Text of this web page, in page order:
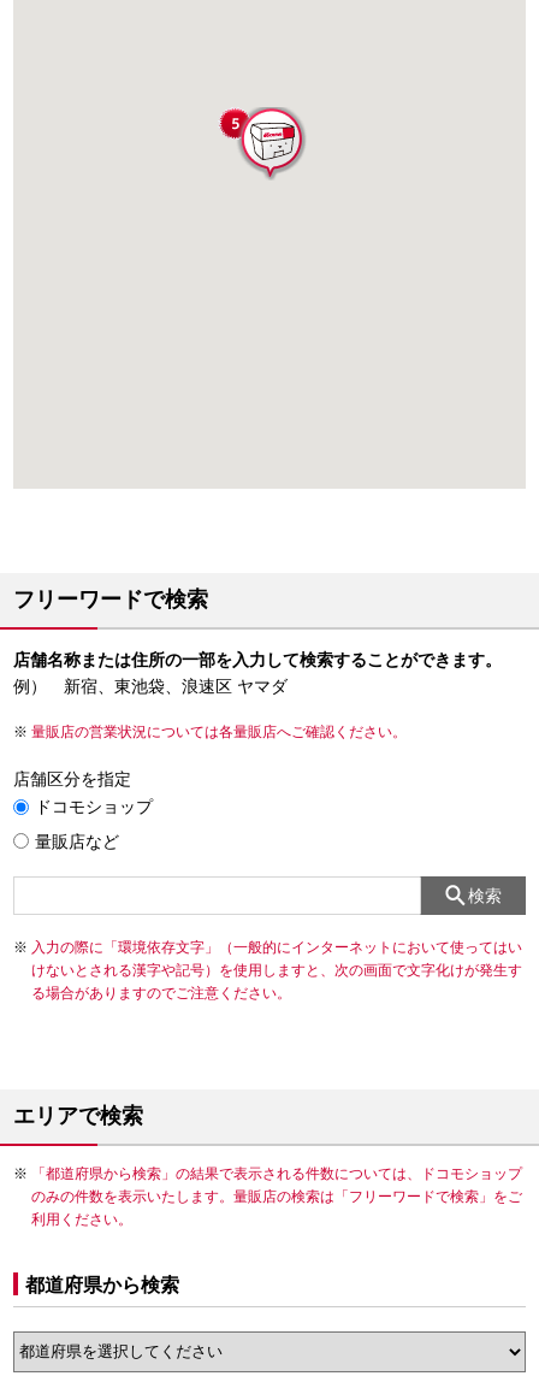
フリーワードで検索
店舗名称または住所の一部を入力して検索することができます。
例） 新宿、東池袋、浪速区 ヤマダ
量販店の営業状況については各量販店へご確認ください。
店舗区分を指定
ドコモショップ
量販店など
検索
入力の際に「環境依存文字」（一般的にインターネットにおいて使ってはい
けないとされる漢字や記号）を使用しますと、次の画面で文字化けが発生す
る場合がありますのでご注意ください。
エリアで検索
「都道府県から検索」の結果で表示される件数については、ドコモショップ
のみの件数を表示いたします。量販店の検索は「フリーワードで検索」をご
利用ください。
都道府県から検索